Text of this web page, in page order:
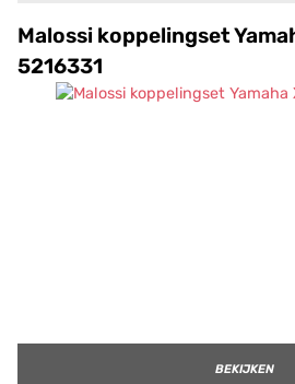
Malossi koppelingset
5216331
BEKIJKEN